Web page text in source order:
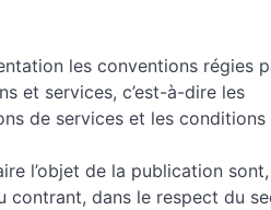
les conventions régies
et services, c’est-à-dire les
de services et les conditions
l’objet de la publication sont,
contrant, dans le respect du